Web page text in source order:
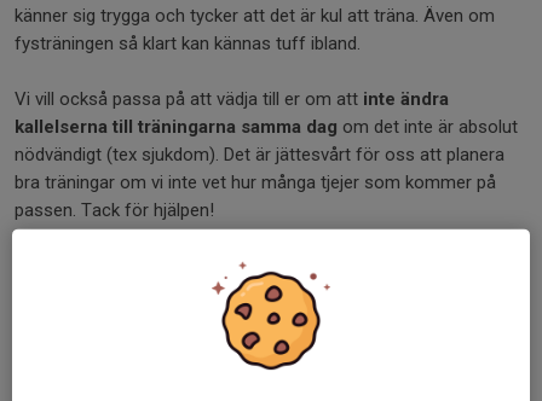
känner sig trygga och tycker att det är kul att träna. Även om
fysträningen så klart kan kännas tuff ibland.
Vi vill också passa på att vädja till er om att inte ändra
kallelserna till träningarna samma dag om det inte är absolut
nödvändigt (tex sjukdom). Det är jättesvårt för oss att planera
bra träningar om vi inte vet hur många tjejer som kommer på
passen. Tack för hjälpen!
/Ledarna